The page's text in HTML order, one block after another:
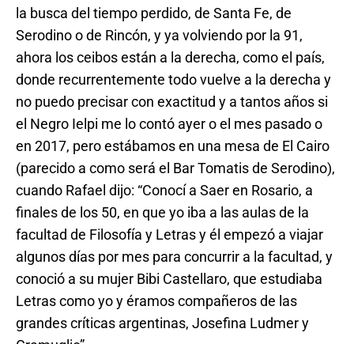
la busca del tiempo perdido, de Santa Fe, de
Serodino o de Rincón, y ya volviendo por la 91,
ahora los ceibos están a la derecha, como el país,
donde recurrentemente todo vuelve a la derecha y
no puedo precisar con exactitud y a tantos años si
el Negro Ielpi me lo contó ayer o el mes pasado o
en 2017, pero estábamos en una mesa de El Cairo
(parecido a como será el Bar Tomatis de Serodino),
cuando Rafael dijo: “Conocí a Saer en Rosario, a
finales de los 50, en que yo iba a las aulas de la
facultad de Filosofía y Letras y él empezó a viajar
algunos días por mes para concurrir a la facultad, y
conoció a su mujer Bibi Castellaro, que estudiaba
Letras como yo y éramos compañeros de las
grandes críticas argentinas, Josefina Ludmer y